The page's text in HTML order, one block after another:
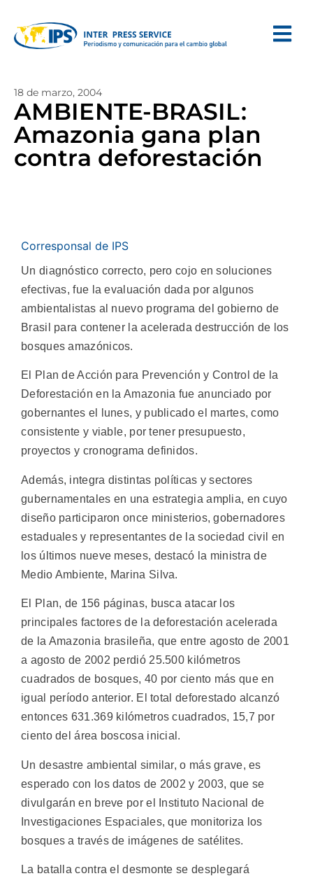
18 de marzo, 2004
AMBIENTE-BRASIL:
Amazonia gana plan
contra deforestación
Corresponsal de IPS
Un diagnóstico correcto, pero cojo en soluciones
efectivas, fue la evaluación dada por algunos
ambientalistas al nuevo programa del gobierno de
Brasil para contener la acelerada destrucción de los
bosques amazónicos.
El Plan de Acción para Prevención y Control de la
Deforestación en la Amazonia fue anunciado por
gobernantes el lunes, y publicado el martes, como
consistente y viable, por tener presupuesto,
proyectos y cronograma definidos.
Además, integra distintas políticas y sectores
gubernamentales en una estrategia amplia, en cuyo
diseño participaron once ministerios, gobernadores
estaduales y representantes de la sociedad civil en
los últimos nueve meses, destacó la ministra de
Medio Ambiente, Marina Silva.
El Plan, de 156 páginas, busca atacar los
principales factores de la deforestación acelerada
de la Amazonia brasileña, que entre agosto de 2001
a agosto de 2002 perdió 25.500 kilómetros
cuadrados de bosques, 40 por ciento más que en
igual período anterior. El total deforestado alcanzó
entonces 631.369 kilómetros cuadrados, 15,7 por
ciento del área boscosa inicial.
Un desastre ambiental similar, o más grave, es
esperado con los datos de 2002 y 2003, que se
divulgarán en breve por el Instituto Nacional de
Investigaciones Espaciales, que monitoriza los
bosques a través de imágenes de satélites.
La batalla contra el desmonte se desplegará